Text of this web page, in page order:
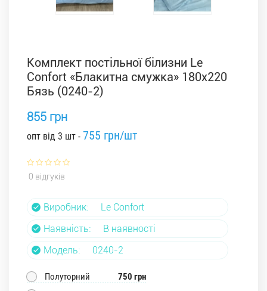
Комплект постільної білизни Le
Confort «Блакитна смужка» 180x220
Бязь (0240-2)
855 грн
опт від 3 шт - 755 грн/шт
0 відгуків
Виробник:
Le Confort
Наявність:
В наявності
Модель:
0240-2
Полуторний
750 грн